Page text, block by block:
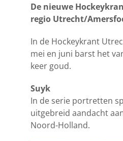
De nieuwe
regio Utrecht/
In de Hockeykrant
mei en juni barst het
keer goud.
Suyk
In de serie portretten
uitgebreid aandacht
Noord-Holland.